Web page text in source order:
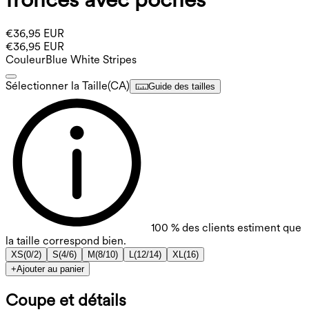
€36,95 EUR
€36,95 EUR
CouleurBlue White Stripes
Sélectionner la Taille(CA) Guide des tailles
100 % des clients estiment que
la taille correspond bien.
XS(0/2) S(4/6) M(8/10) L(12/14) XL(16)
+Ajouter au panier
Coupe et détails